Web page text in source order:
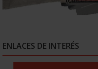
ENLACES DE INTERÉS